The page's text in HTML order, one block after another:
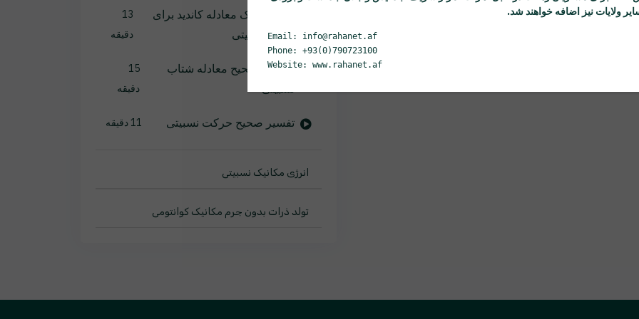
استخراج یک معادله کاندید برای
شتاب نسبیتی
13
دقیقه
بررسی صحیح معادله شتاب
نسبیتی
15
دقیقه
تفسیر صحیح حرکت نسبیتی 11 دقیقه
انرژی مکانیک نسبیتی
تولد ذرات بدون جرم مکانیک کوانتومی
ولایات نیز اضافه خواهند شد.
Email: info@rahanet.af
Phone: +93(0)790723100
Website: www.rahanet.af